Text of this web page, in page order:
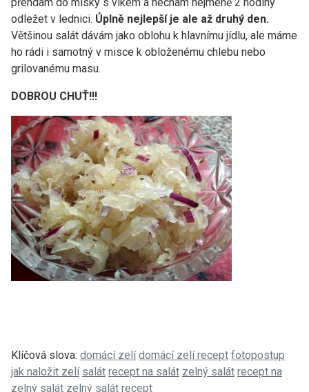
odležet v lednici. Úplně nejlepší je ale až druhý den.
Většinou salát dávám jako oblohu k hlavnímu jídlu, ale máme
ho rádi i samotný v misce k obloženému chlebu nebo
grilovanému masu.
DOBROU CHUŤ!!!
Klíčová slova: domácí zelí domácí zelí recept fotopostup
jak naložit zelí salát recept na salát zelný salát recept na
zelný salát zelný salát recept